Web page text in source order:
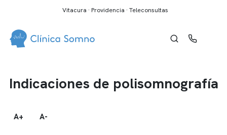
Vitacura · Providencia · Teleconsultas
Indicaciones de polisomnografía
A+ A-